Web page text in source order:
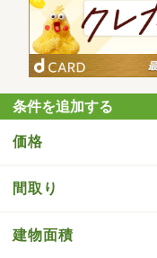
条件を追加する
価格
間取り
建物面積